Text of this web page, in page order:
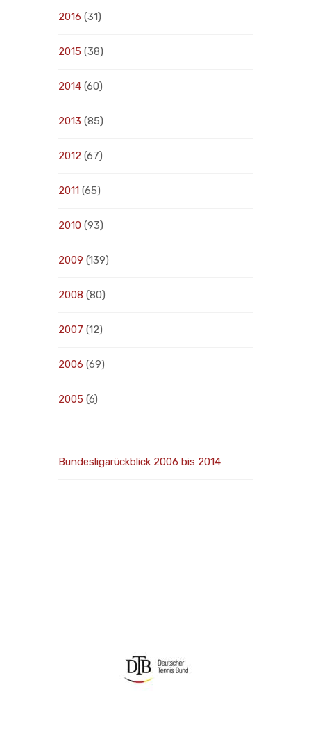
2016 (31)
2015 (38)
2014 (60)
2013 (85)
2012 (67)
2011 (65)
2010 (93)
2009 (139)
2008 (80)
2007 (12)
2006 (69)
2005 (6)
Bundesligarückblick 2006 bis 2014